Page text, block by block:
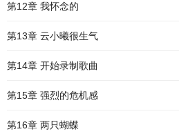
第12章 我怀念的
第13章 云小曦很生气
第14章 开始录制歌曲
第15章 强烈的危机感
第16章 两只蝴蝶